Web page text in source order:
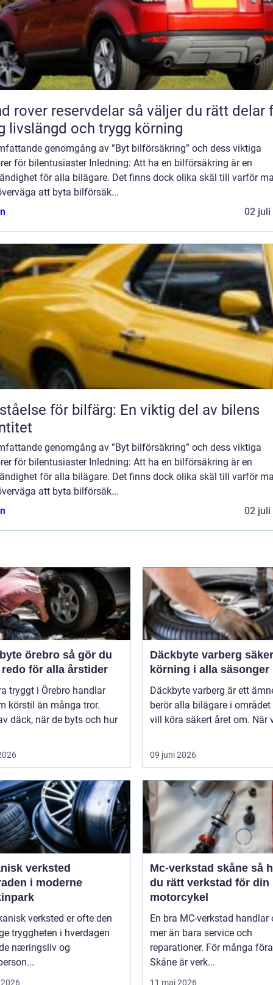
reservdelar så väljer du rätt delar för
livslängd och trygg körning
genomgång av ”Byt bilförsäkring” och dess viktiga
för bilentusiaster Inledning: Att ha en bilförsäkring är en
för alla bilägare. Det finns dock olika skäl till varför
att byta bilförsäk...
02 juli
för bilfärg: En viktig del av bilens
genomgång av ”Byt bilförsäkring” och dess viktiga
för bilentusiaster Inledning: Att ha en bilförsäkring är en
för alla bilägare. Det finns dock olika skäl till varför
att byta bilförsäk...
02 juli
örebro så gör du
för alla årstider
tryggt i Örebro handlar
körstil än många tror.
däck, när de byts och hur
Däckbyte varberg säker
körning i alla säsonger
Däckbyte varberg är ett
berör alla bilägare i
vill köra säkert året om. När
09 juni 2026
verksted
i moderne
verksted er ofte den
tryggheten i hverdagen
næringsliv og
Mc-verkstad skåne så hittar
du rätt verkstad för din
motorcykel
En bra MC-verkstad handlar
mer än bara service och
reparationer. För många
Skåne är verk...
11 maj 2026